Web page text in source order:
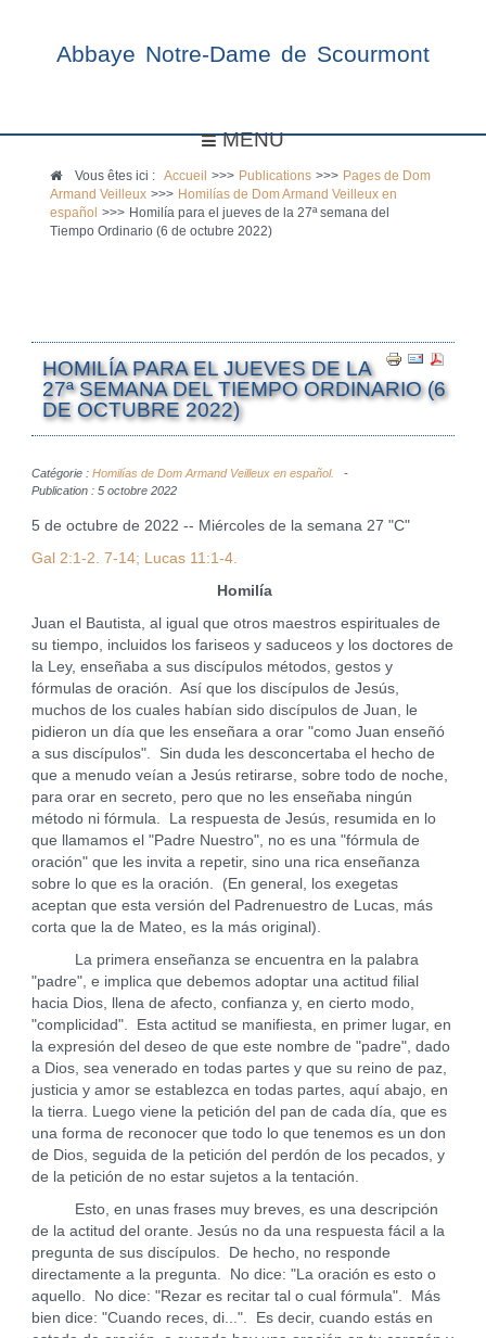
Abbaye Notre-Dame de Scourmont
MENU
Vous êtes ici :Accueil >>> Publications >>> Pages de Dom
Armand Veilleux >>> Homilías de Dom Armand Veilleux en
español
>>> Homilía para el jueves de la 27ª semana del
Tiempo Ordinario (6 de octubre 2022)
HOMILÍA PARA EL JUEVES DE LA
27ª SEMANA DEL TIEMPO ORDINARIO (6
DE OCTUBRE 2022)
Catégorie : Homilías de Dom Armand Veilleux en español.
Publication : 5 octobre 2022
5 de octubre de 2022 -- Miércoles de la semana 27 "C"
Gal 2:1-2. 7-14; Lucas 11:1-4.
Homilía
Juan el Bautista, al igual que otros maestros espirituales de
su tiempo, incluidos los fariseos y saduceos y los doctores de
la Ley, enseñaba a sus discípulos métodos, gestos y
fórmulas de oración. Así que los discípulos de Jesús,
muchos de los cuales habían sido discípulos de Juan, le
pidieron un día que les enseñara a orar "como Juan enseñó
a sus discípulos". Sin duda les desconcertaba el hecho de
que a menudo veían a Jesús retirarse, sobre todo de noche,
para orar en secreto, pero que no les enseñaba ningún
método ni fórmula. La respuesta de Jesús, resumida en lo
que llamamos el "Padre Nuestro", no es una "fórmula de
oración" que les invita a repetir, sino una rica enseñanza
sobre lo que es la oración. (En general, los exegetas
aceptan que esta versión del Padrenuestro de Lucas, más
corta que la de Mateo, es la más original).
La primera enseñanza se encuentra en la palabra
"padre", e implica que debemos adoptar una actitud filial
hacia Dios, llena de afecto, confianza y, en cierto modo,
"complicidad". Esta actitud se manifiesta, en primer lugar, en
la expresión del deseo de que este nombre de "padre", dado
a Dios, sea venerado en todas partes y que su reino de paz,
justicia y amor se establezca en todas partes, aquí abajo, en
la tierra. Luego viene la petición del pan de cada día, que es
una forma de reconocer que todo lo que tenemos es un don
de Dios, seguida de la petición del perdón de los pecados, y
de la petición de no estar sujetos a la tentación.
Esto, en unas frases muy breves, es una descripción
de la actitud del orante. Jesús no da una respuesta fácil a la
pregunta de sus discípulos. De hecho, no responde
directamente a la pregunta. No dice: "La oración es esto o
aquello. No dice: "Rezar es recitar tal o cual fórmula". Más
bien dice: "Cuando reces, di...". Es decir, cuando estás en